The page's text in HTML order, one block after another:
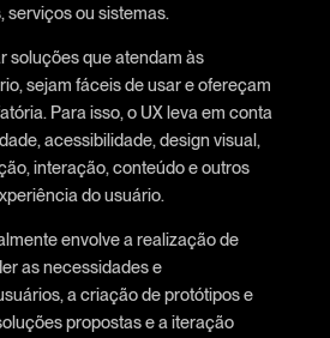
serviços ou sistemas.
soluções que atendam às
sejam fáceis de usar e ofereçam
Para isso, o UX leva em conta
acessibilidade, design visual,
interação, conteúdo e outros
do usuário.
envolve a realização de
as necessidades e
a criação de protótipos e
propostas e a iteração